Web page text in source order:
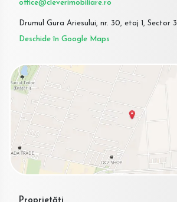
office@cleverimobiliare.ro
Drumul Gura Ariesului, nr. 30, etaj 1, Sector 3
Deschide în Google Maps